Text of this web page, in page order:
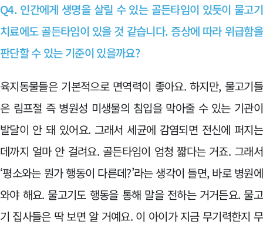
Q4. 인간에게 생명을 살릴 수 있는 골든타임이 있듯이 물고기
치료에도 골든타임이 있을 것 같습니다. 증상에 따라 위급함을
판단할 수 있는 기준이 있을까요?
육지동물들은 기본적으로 면역력이 좋아요. 하지만, 물고기들
은 림프절 즉 병원성 미생물의 침입을 막아줄 수 있는 기관이
발달이 안 돼 있어요. 그래서 세균에 감염되면 전신에 퍼지는
데까지 얼마 안 걸려요. 골든타임이 엄청 짧다는 거죠. 그래서
‘평소와는 뭔가 행동이 다른데?’라는 생각이 들면, 바로 병원에
와야 해요. 물고기도 행동을 통해 말을 전하는 거거든요. 물고
기 집사들은 딱 보면 알 거예요. 이 아이가 지금 무기력한지 무